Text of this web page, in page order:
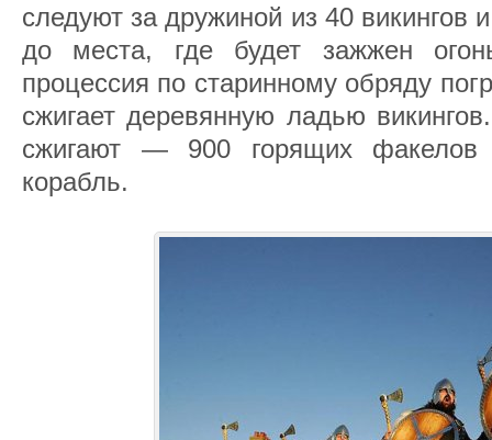
следуют за дружиной из 40 викингов
до места, где будет зажжен
процессия по старинному обряду
сжигает деревянную ладью
сжигают — 900 горящих факелов
корабль.